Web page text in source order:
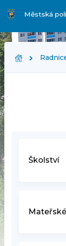
Městská
Školství